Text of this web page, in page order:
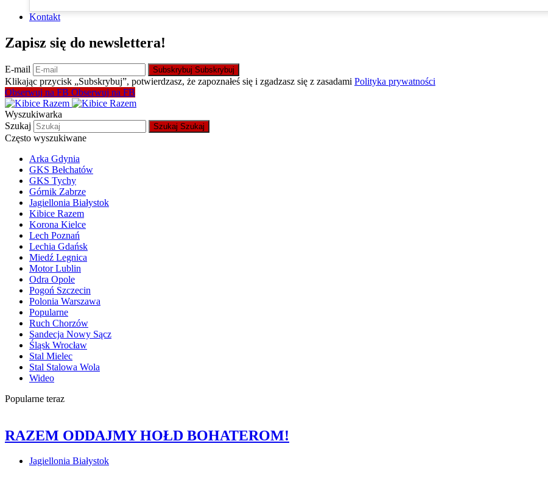
Kontakt
Zapisz się do newslettera!
E-mail Subskrybuj Subskrybuj
Klikając przycisk „Subskrybuj”, potwierdzasz, że zapoznałeś się i zgadzasz się z zasadami Polityka prywatności
Obserwuj na FB Obserwuj na FB
Wyszukiwarka
Szukaj
Szukaj Szukaj
Często wyszukiwane
Arka Gdynia
GKS Bełchatów
GKS Tychy
Górnik Zabrze
Jagiellonia Białystok
Kibice Razem
Korona Kielce
Lech Poznań
Lechia Gdańsk
Miedź Legnica
Motor Lublin
Odra Opole
Pogoń Szczecin
Polonia Warszawa
Popularne
Ruch Chorzów
Sandecja Nowy Sącz
Śląsk Wrocław
Stal Mielec
Stal Stalowa Wola
Wideo
Popularne teraz
RAZEM ODDAJMY HOŁD BOHATEROM!
Jagiellonia Białystok